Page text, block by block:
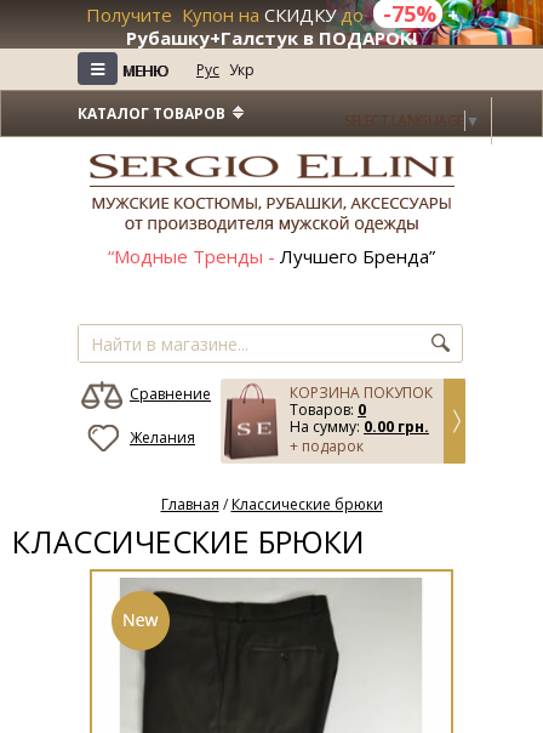
Получите Купон на СКИДКУдо -75% +
Рубашку+Галстук в ПОДАРОК!
≡ МЕНЮ Рус Укр
SELECT LANGUAGE ▼
КАТАЛОГ ТОВАРОВ
“Модные Тренды - Лучшего Бренда”
КОРЗИНА ПОКУПОК
Товаров: 0
На сумму: 0.00 грн.
+ подарок
Сравнение
Желания
Главная /Классические брюки
КЛАССИЧЕСКИЕ БРЮКИ
≡ МЕНЮ